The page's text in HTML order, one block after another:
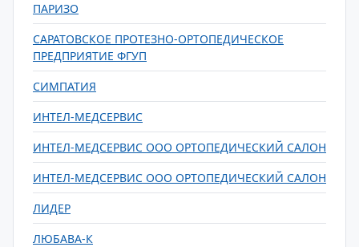
ПАРИЗО
САРАТОВСКОЕ ПРОТЕЗНО-ОРТОПЕДИЧЕСКОЕ
ПРЕДПРИЯТИЕ ФГУП
СИМПАТИЯ
ИНТЕЛ-МЕДСЕРВИС
ИНТЕЛ-МЕДСЕРВИС ООО ОРТОПЕДИЧЕСКИЙ САЛОН
ИНТЕЛ-МЕДСЕРВИС ООО ОРТОПЕДИЧЕСКИЙ САЛОН
ЛИДЕР
ЛЮБАВА-К